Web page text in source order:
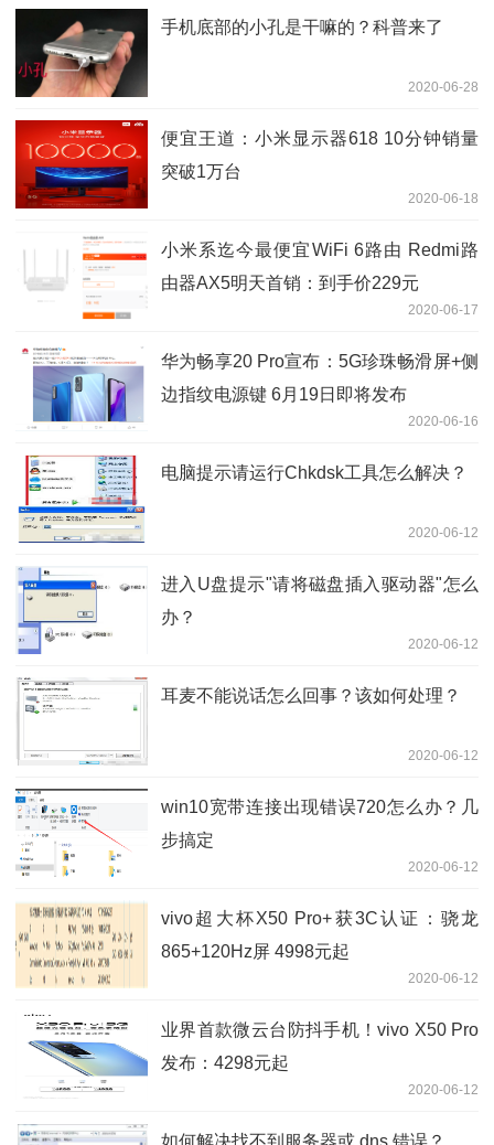
手机底部的小孔是干嘛的？科普来了
2020-06-28
便宜王道：小米显示器618 10分钟销量
突破1万台
2020-06-18
小米系迄今最便宜WiFi 6路由 Redmi路
由器AX5明天首销：到手价229元
2020-06-17
华为畅享20 Pro宣布：5G珍珠畅滑屏+侧
边指纹电源键 6月19日即将发布
2020-06-16
电脑提示请运行Chkdsk工具怎么解决？
2020-06-12
进入U盘提示"请将磁盘插入驱动器"怎么
办？
2020-06-12
耳麦不能说话怎么回事？该如何处理？
2020-06-12
win10宽带连接出现错误720怎么办？几
步搞定
2020-06-12
vivo超大杯X50 Pro+获3C认证：骁龙
865+120Hz屏 4998元起
2020-06-12
业界首款微云台防抖手机！vivo X50 Pro
发布：4298元起
2020-06-12
如何解决找不到服务器或 dns 错误？